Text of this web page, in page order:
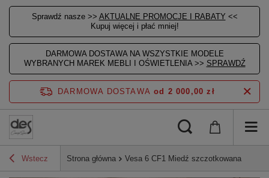
Sprawdź nasze >> AKTUALNE PROMOCJE I RABATY <<
Kupuj więcej i płać mniej!
DARMOWA DOSTAWA NA WSZYSTKIE MODELE
WYBRANYCH MAREK MEBLI I OŚWIETLENIA >> SPRAWDŹ
DARMOWA DOSTAWA od 2 000,00 zł
Wstecz Strona główna Vesa 6 CF1 Miedź szczotkowana